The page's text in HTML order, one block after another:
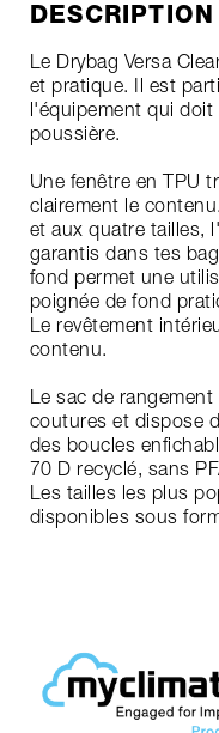
Le Drybag Versa
et pratique. Il est
l'équipement qui
poussière.
Une fenêtre en TPU
clairement le
et aux quatre tailles,
garantis dans tes
fond permet une
poignée de fond
Le revêtement
contenu.
Le sac de
coutures et dispose
des boucles
70 D recyclé, sans
Les tailles les plus
disponibles sous